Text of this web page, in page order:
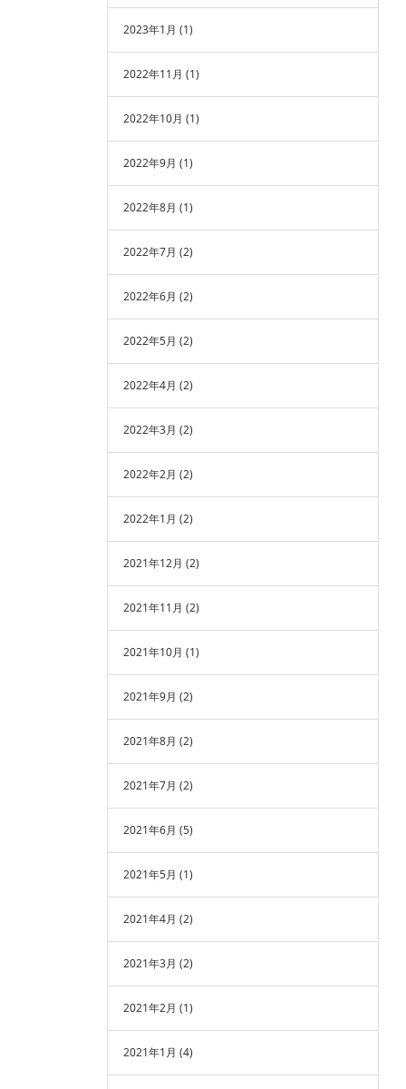
2023年1月 (1)
2022年11月 (1)
2022年10月 (1)
2022年9月 (1)
2022年8月 (1)
2022年7月 (2)
2022年6月 (2)
2022年5月 (2)
2022年4月 (2)
2022年3月 (2)
2022年2月 (2)
2022年1月 (2)
2021年12月 (2)
2021年11月 (2)
2021年10月 (1)
2021年9月 (2)
2021年8月 (2)
2021年7月 (2)
2021年6月 (5)
2021年5月 (1)
2021年4月 (2)
2021年3月 (2)
2021年2月 (1)
2021年1月 (4)